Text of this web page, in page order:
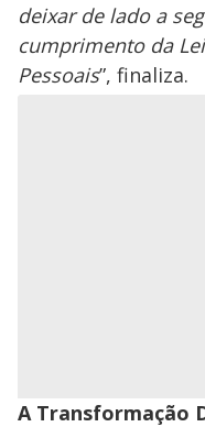
deixar de lado a
cumprimento da
Pessoais”, finaliza.
A Transformação